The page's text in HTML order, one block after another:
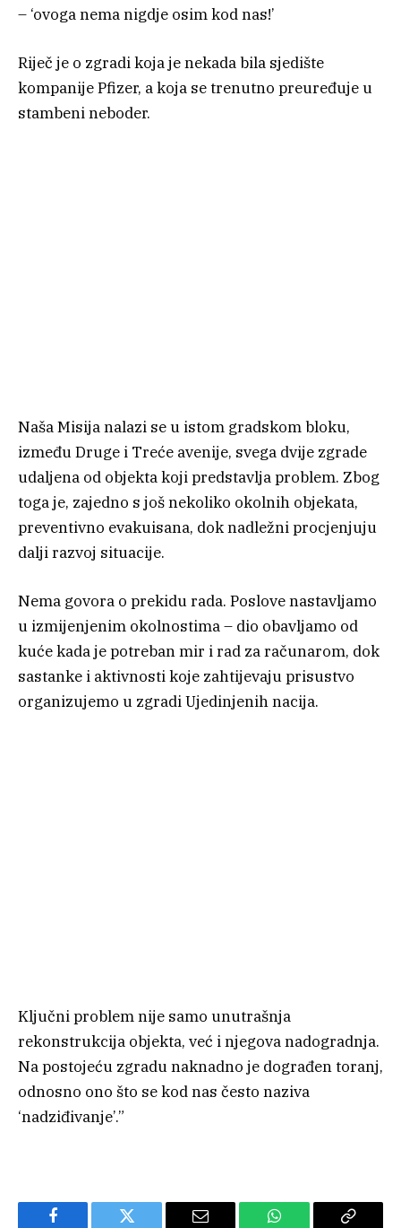
– ‘ovoga nema nigdje osim kod nas!’
Riječ je o zgradi koja je nekada bila sjedište
kompanije Pfizer, a koja se trenutno preuređuje u
stambeni neboder.
Naša Misija nalazi se u istom gradskom bloku,
između Druge i Treće avenije, svega dvije zgrade
udaljena od objekta koji predstavlja problem. Zbog
toga je, zajedno s još nekoliko okolnih objekata,
preventivno evakuisana, dok nadležni procjenjuju
dalji razvoj situacije.
Nema govora o prekidu rada. Poslove nastavljamo
u izmijenjenim okolnostima – dio obavljamo od
kuće kada je potreban mir i rad za računarom, dok
sastanke i aktivnosti koje zahtijevaju prisustvo
organizujemo u zgradi Ujedinjenih nacija.
Ključni problem nije samo unutrašnja
rekonstrukcija objekta, već i njegova nadogradnja.
Na postojeću zgradu naknadno je dograđen toranj,
odnosno ono što se kod nas često naziva
‘nadziđivanje’.”